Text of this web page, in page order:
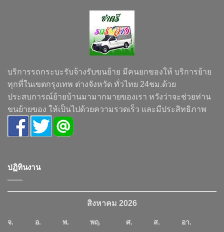
บริการรถกระบะรับจ้างรับขนย้าย มีคนยกของให้ บริการย้าย
ทุกที่ในเขตกรุงเทพ ต่างจังหวัด ทั่วไทย 24ชม.ด้วย
ประสบการณ์ย้ายบ้านมามากมายของเรา หวังว่าจะช่วยท่าน
ขนย้ายของ ให้เป็นไปด้วยความรวดเร็ว และมีประสิทธิภาพ
ปฏิทินงาน
สิงหาคม 2026
จ. อ. พ. พฤ. ศ. ส.
อา.